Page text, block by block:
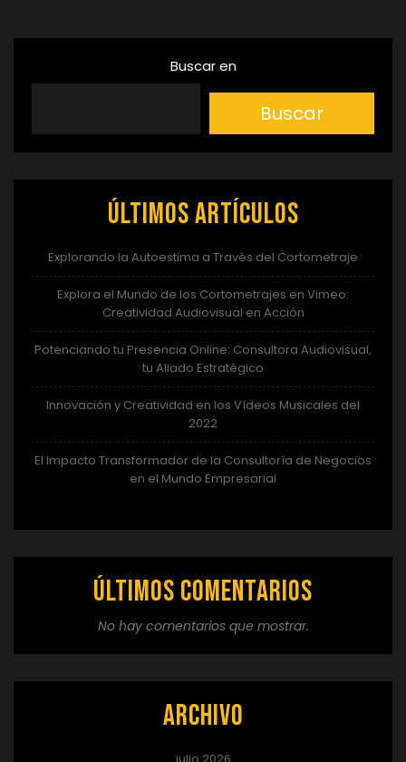
Buscar en
Buscar
Últimos artículos
Explorando la Autoestima a Través del Cortometraje
Explora el Mundo de los Cortometrajes en Vimeo:
Creatividad Audiovisual en Acción
Potenciando tu Presencia Online: Consultora Audiovisual,
tu Aliado Estratégico
Innovación y Creatividad en los Vídeos Musicales del
2022
El Impacto Transformador de la Consultoría de Negocios
en el Mundo Empresarial
Últimos comentarios
No hay comentarios que mostrar.
Archivo